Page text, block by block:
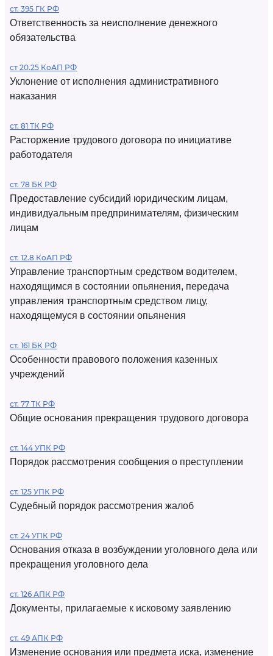
ст. 395 ГК РФ
Ответственность за неисполнение денежного
обязательства
ст 20.25 КоАП РФ
Уклонение от исполнения административного
наказания
ст. 81 ТК РФ
Расторжение трудового договора по инициативе
работодателя
ст. 78 БК РФ
Предоставление субсидий юридическим лицам,
индивидуальным предпринимателям, физическим
лицам
ст. 12.8 КоАП РФ
Управление транспортным средством водителем,
находящимся в состоянии опьянения, передача
управления транспортным средством лицу,
находящемуся в состоянии опьянения
ст. 161 БК РФ
Особенности правового положения казенных
учреждений
ст. 77 ТК РФ
Общие основания прекращения трудового договора
ст. 144 УПК РФ
Порядок рассмотрения сообщения о преступлении
ст. 125 УПК РФ
Судебный порядок рассмотрения жалоб
ст. 24 УПК РФ
Основания отказа в возбуждении уголовного дела или
прекращения уголовного дела
ст. 126 АПК РФ
Документы, прилагаемые к исковому заявлению
ст. 49 АПК РФ
Изменение основания или предмета иска, изменение